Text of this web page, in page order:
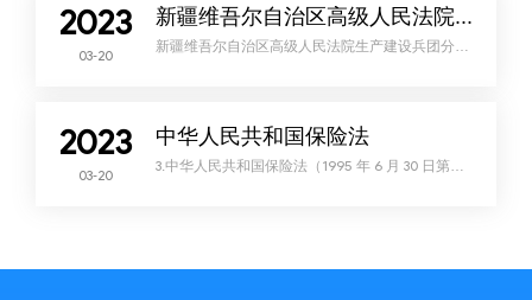
次会议通过，根据2020年12月23日最高人民法院审
判委员会第1823次会议通过的《
2023
03-20
新疆维吾尔自治区高级人民法院生产建设兵团分院关于职工无照驾驶无证车辆在上班途中受到机动车伤害死亡能否认定工伤的请示
新疆维吾尔自治区高级人民法院生产建设兵团分院
关于职工无照驾驶无证车辆 在上班途中受到机动车
涉及职工无照驾驶无证车辆在上班途中受到机动车
伤害死亡能否认 定工伤的问题，逐级向我院请示，
我院经过讨论
2023
03-20
中华人民共和国保险法
3.中华人民共和国保险法（1995 年 6 月 30 日第八
届全国人民代表大会常务委员会第十四次会议通过